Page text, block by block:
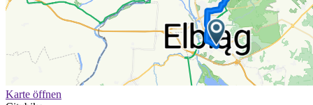
Karte öffnen